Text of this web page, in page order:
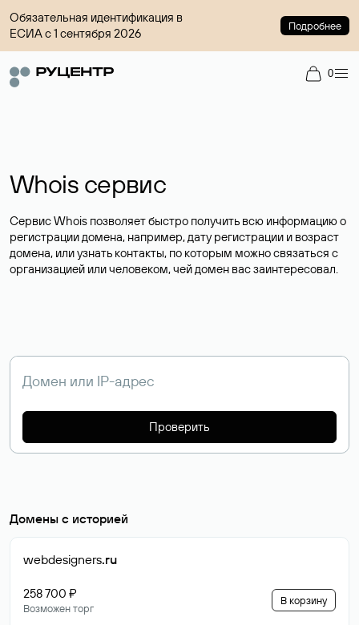
Обязательная идентификация в
ЕСИА с 1 сентября 2026
Подробнее
0
Whois сервис
Сервис Whois позволяет быстро получить всю информацию о
регистрации домена, например, дату регистрации и возраст
домена, или узнать контакты, по которым можно связаться с
организацией или человеком, чей домен вас заинтересовал.
Проверить
Домены с историей
webdesigners.ru
258 700 ₽
Возможен торг
В корзину